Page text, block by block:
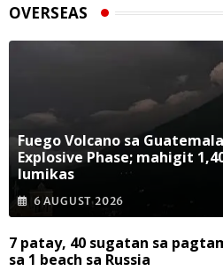
OVERSEAS
Fuego Volcano sa
Explosive Phase; mahigit
lumikas
6 AUGUST 2026
7 patay, 40 sugatan sa
sa 1 beach sa Russia